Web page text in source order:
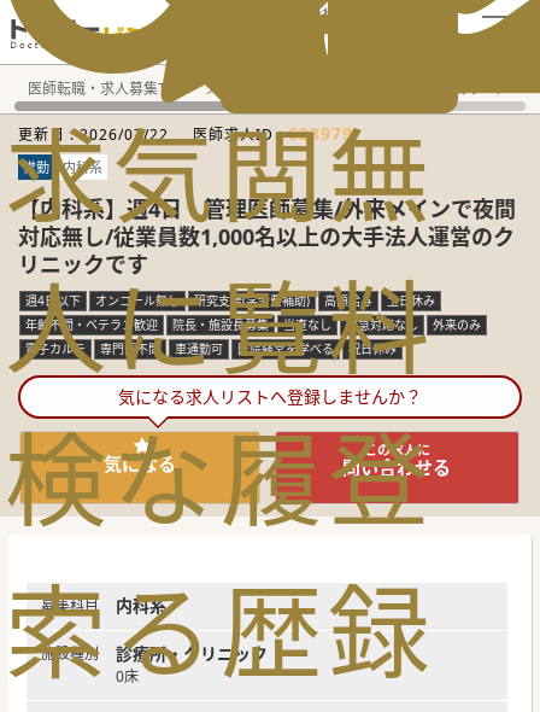
電話でのお問い合わせ：平日9:30-19:00
求
人
検
索
気
に
な
る
閲
覧
履
歴
無
料
登
録
医師転職・求人募集TOP 愛知県 医師求人
更新日 :2026/07/22 医師求人ID :623979
常勤 内科系
【内科系】週4日・管理医師募集/外来メインで夜間
対応無し/従業員数1,000名以上の大手法人運営のク
リニックです
週4日以下 オンコール無し 研究支援(学会費補助) 高額給与
土日休み
年齢不問・ベテラン歓迎
院長・施設長募集 当直なし 救急対応なし
外来のみ
電子カルテ
専門医不問 車通勤可 医院経営を学べる 祝日休み
気になる求人リストへ登録しませんか？
気になる
この求人に
問い合わせる
募集科目 内科系
施設種別 診療所・クリニック
0床